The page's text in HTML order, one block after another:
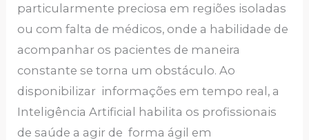
particularmente preciosa em regiões isoladas
ou com falta de médicos, onde a habilidade de
acompanhar os pacientes de maneira
constante se torna um obstáculo. Ao
disponibilizar informações em tempo real, a
Inteligência Artificial habilita os profissionais
de saúde a agir de forma ágil em